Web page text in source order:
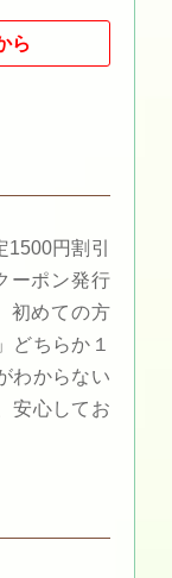
ら
円割引
ーポン発行
初めての方
どちらか１
わからない
安心してお